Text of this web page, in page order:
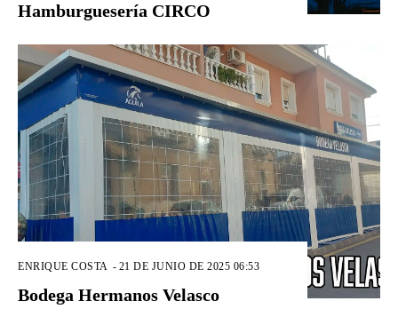
Hamburguesería CIRCO
ENRIQUE COSTA - 21 DE JUNIO DE 2025 06:53
Bodega Hermanos Velasco